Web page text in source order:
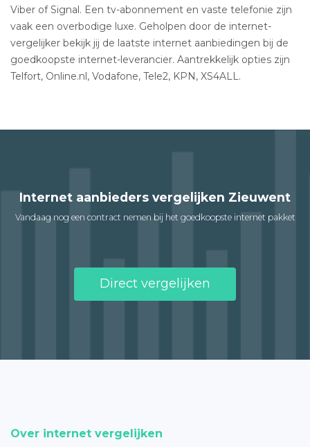
Viber of Signal. Een tv-abonnement en vaste telefonie zijn
vaak een overbodige luxe. Geholpen door de internet-
vergelijker bekijk jij de laatste internet aanbiedingen bij de
goedkoopste internet-leverancier. Aantrekkelijk opties zijn
Telfort, Online.nl, Vodafone, Tele2, KPN, XS4ALL.
Internet aanbieders vergelijken Zieuwent
Vandaag nog een contract nemen bij het goedkoopste internet pakket
Direct vergelijken
Over internet vergelijken